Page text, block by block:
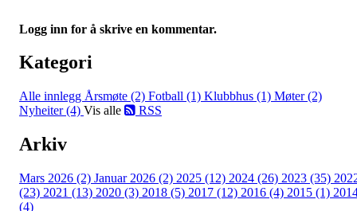
Logg inn for å skrive en kommentar.
Kategori
Alle innlegg Årsmøte (2) Fotball (1) Klubbhus (1) Møter (2)
Nyheiter (4) Vis alle RSS
Arkiv
Mars 2026 (2) Januar 2026 (2) 2025 (12) 2024 (26) 2023 (35)
(23) 2021 (13) 2020 (3) 2018 (5) 2017 (12) 2016 (4) 2015 (1)
(4)